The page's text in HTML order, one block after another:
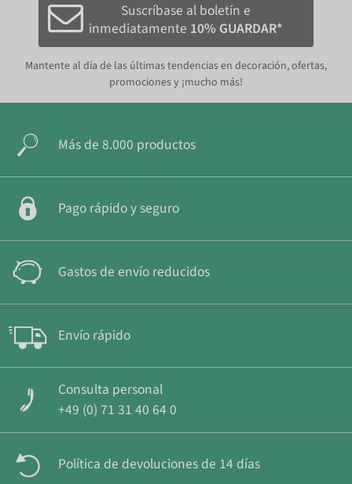
Suscríbase al boletín e
inmediatamente 10% GUARDAR*
Mantente al día de las últimas tendencias en decoración, ofertas,
promociones y ¡mucho más!
Más de 8.000 productos
Pago rápido y seguro
Gastos de envío reducidos
Envío rápido
Consulta personal
+49 (0) 71 31 40 64 0
Política de devoluciones de 14 días